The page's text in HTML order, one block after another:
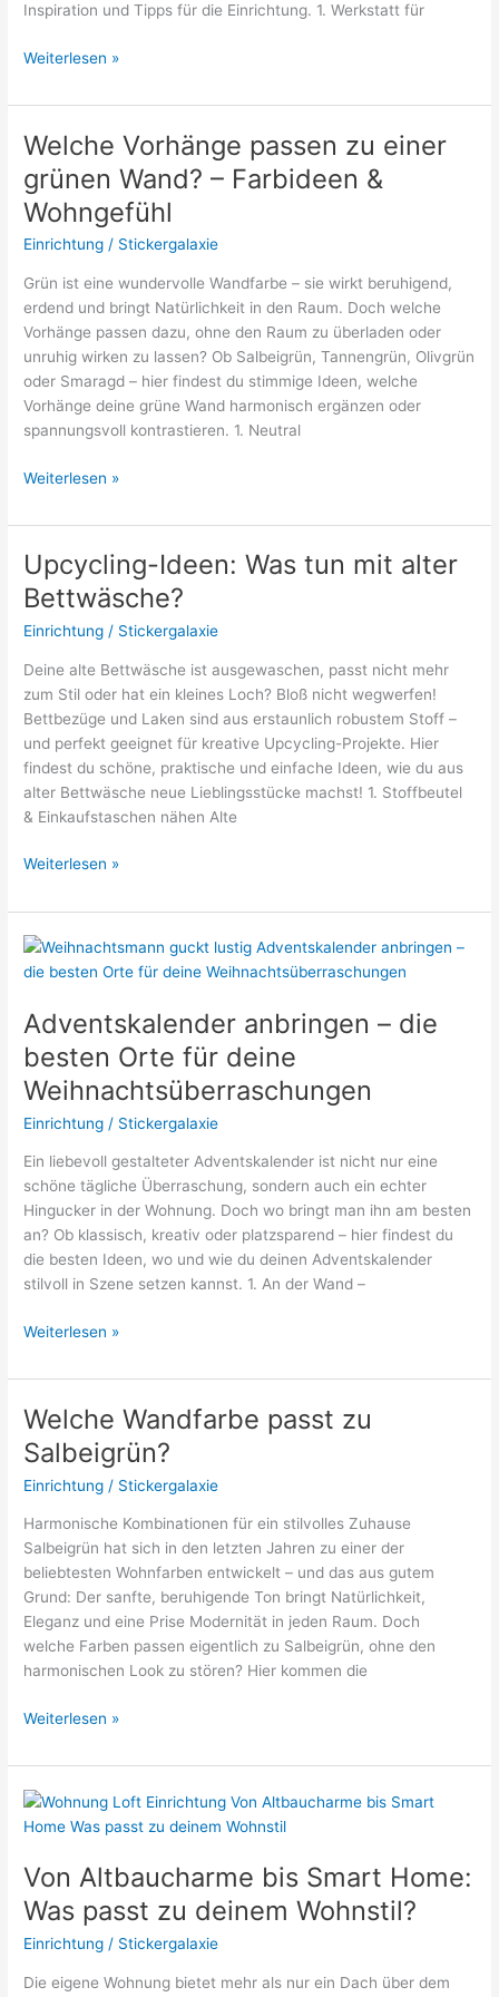
Inspiration und Tipps für die Einrichtung. 1. Werkstatt für
Hobbykeller
–
für
deinen
Rückzugsort
Weiterlesen »
Welche Vorhänge passen zu einer
grünen Wand? – Farbideen &
Wohngefühl
Einrichtung / Stickergalaxie
Grün ist eine wundervolle Wandfarbe – sie wirkt beruhigend,
erdend und bringt Natürlichkeit in den Raum. Doch welche
Vorhänge passen dazu, ohne den Raum zu überladen oder
unruhig wirken zu lassen? Ob Salbeigrün, Tannengrün, Olivgrün
oder Smaragd – hier findest du stimmige Ideen, welche
Vorhänge deine grüne Wand harmonisch ergänzen oder
spannungsvoll kontrastieren. 1. Neutral
Welche
passen
zu
einer
grünen
Wand?
Farbideen
&
Wohngefühl
Weiterlesen »
Upcycling-Ideen: Was tun mit alter
Bettwäsche?
Einrichtung / Stickergalaxie
Deine alte Bettwäsche ist ausgewaschen, passt nicht mehr
zum Stil oder hat ein kleines Loch? Bloß nicht wegwerfen!
Bettbezüge und Laken sind aus erstaunlich robustem Stoff –
und perfekt geeignet für kreative Upcycling-Projekte. Hier
findest du schöne, praktische und einfache Ideen, wie du aus
alter Bettwäsche neue Lieblingsstücke machst! 1. Stoffbeutel
& Einkaufstaschen nähen Alte
Upcycling-
Was
tun
mit
Bettwäsche?
Weiterlesen »
Adventskalender anbringen – die
besten Orte für deine
Weihnachtsüberraschungen
Einrichtung / Stickergalaxie
Ein liebevoll gestalteter Adventskalender ist nicht nur eine
schöne tägliche Überraschung, sondern auch ein echter
Hingucker in der Wohnung. Doch wo bringt man ihn am besten
an? Ob klassisch, kreativ oder platzsparend – hier findest du
die besten Ideen, wo und wie du deinen Adventskalender
stilvoll in Szene setzen kannst. 1. An der Wand –
Adventskalender
–
besten
Orte
für
Weihnachtsüberraschungen
Weiterlesen »
Welche Wandfarbe passt zu
Salbeigrün?
Einrichtung / Stickergalaxie
Harmonische Kombinationen für ein stilvolles Zuhause
Salbeigrün hat sich in den letzten Jahren zu einer der
beliebtesten Wohnfarben entwickelt – und das aus gutem
Grund: Der sanfte, beruhigende Ton bringt Natürlichkeit,
Eleganz und eine Prise Modernität in jeden Raum. Doch
welche Farben passen eigentlich zu Salbeigrün, ohne den
harmonischen Look zu stören? Hier kommen die
Welche
passt
zu
Salbeigrün?
Weiterlesen »
Von Altbaucharme bis Smart Home:
Was passt zu deinem Wohnstil?
Einrichtung / Stickergalaxie
Die eigene Wohnung bietet mehr als nur ein Dach über dem